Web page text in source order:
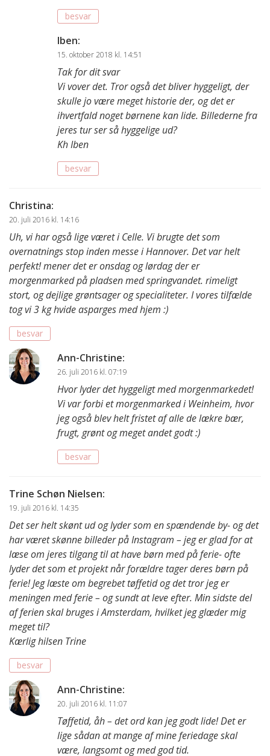
besvar
Iben:
15. oktober 2018 kl. 14:51
Tak for dit svar
Vi vover det. Tror også det bliver hyggeligt, der
skulle jo være meget historie der, og det er
ihvertfald noget børnene kan lide. Billederne fra
jeres tur ser så hyggelige ud?
Kh Iben
besvar
Christina:
20. juli 2016 kl. 14:16
Uh, vi har også lige været i Celle. Vi brugte det som
overnatnings stop inden messe i Hannover. Det var helt
perfekt! mener det er onsdag og lørdag der er
morgenmarked på pladsen med springvandet. rimeligt
stort, og dejlige grøntsager og specialiteter. I vores tilfælde
tog vi 3 kg hvide asparges med hjem :)
besvar
Ann-Christine:
26. juli 2016 kl. 07:19
Hvor lyder det hyggeligt med morgenmarkedet!
Vi var forbi et morgenmarked i Weinheim, hvor
jeg også blev helt fristet af alle de lækre bær,
frugt, grønt og meget andet godt :)
besvar
Trine Schøn Nielsen:
19. juli 2016 kl. 14:35
Det ser helt skønt ud og lyder som en spændende by- og det
har været skønne billeder på Instagram – jeg er glad for at
læse om jeres tilgang til at have børn med på ferie- ofte
lyder det som et projekt når forældre tager deres børn på
ferie! Jeg læste om begrebet tøffetid og det tror jeg er
meningen med ferie – og sundt at leve efter. Min sidste del
af ferien skal bruges i Amsterdam, hvilket jeg glæder mig
meget til?
Kærlig hilsen Trine
besvar
Ann-Christine:
20. juli 2016 kl. 11:07
Tøffetid, åh – det ord kan jeg godt lide! Det er
lige sådan at mange af mine feriedage skal
være, langsomt og med god tid.